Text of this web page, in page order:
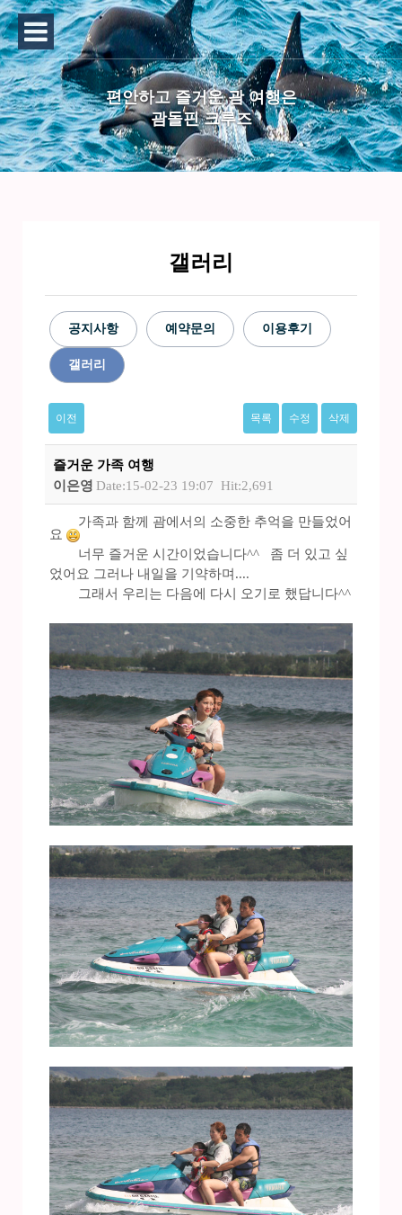
편안하고 즐거운 괌 여행은
괌돌핀 크루즈
갤러리
공지사항 예약문의 이용후기
갤러리
이전 목록 수정 삭제
즐거운 가족 여행
이은영 Date:15-02-23 19:07 Hit:2,691
가족과 함께 괌에서의 소중한 추억을 만들었어
요
너무 즐거운 시간이었습니다^^ 좀 더 있고 싶
었어요 그러나 내일을 기약하며....
그래서 우리는 다음에 다시 오기로 했답니다^^